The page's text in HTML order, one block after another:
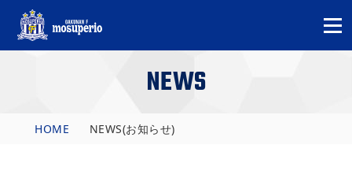
NEWS
HOME NEWS(お知らせ)